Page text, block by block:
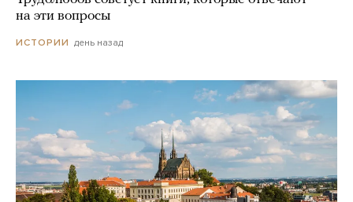
на эти вопросы
ИСТОРИИ день назад